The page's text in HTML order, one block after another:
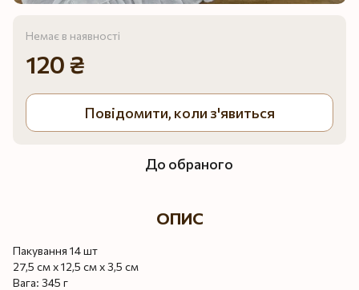
Немає в наявності
120 ₴
Повідомити, коли з'явиться
До обраного
ОПИС
Пакування 14 шт
27,5 см х 12,5 см х 3,5 см
Вага: 345 г